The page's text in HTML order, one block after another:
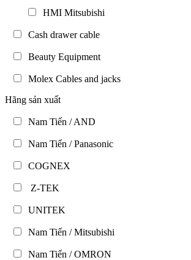
HMI Mitsubishi
Cash drawer cable
Beauty Equipment
Molex Cables and jacks
Hãng sản xuất
Nam Tiến / AND
Nam Tiến / Panasonic
COGNEX
Z-TEK
UNITEK
Nam Tiến / Mitsubishi
Nam Tiến / OMRON